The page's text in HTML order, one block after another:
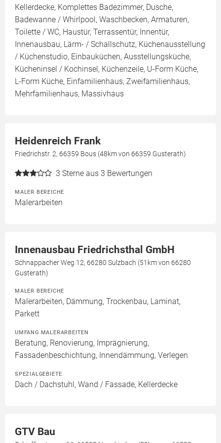
Kellerdecke, Komplettes Badezimmer, Dusche,
Badewanne / Whirlpool, Waschbecken, Armaturen,
Toilette / WC, Haustür, Terrassentür, Innentür,
Innenausbau, Lärm- / Schallschutz, Küchenausstellung
/ Küchenstudio, Einbauküchen, Ausstellungsküche,
Kücheninsel / Kochinsel, Küchenzeile, U-Form Küche,
L-Form Küche, Einfamilienhaus, Zweifamilienhaus,
Mehrfamilienhaus, Massivhaus
Heidenreich Frank
Friedrichstr. 2, 66359 Bous (48km von 66359 Gusterath)
3 Sterne aus 3 Bewertungen
MALER BEREICHE
Malerarbeiten
Innenausbau Friedrichsthal GmbH
Schnappacher Weg 12, 66280 Sulzbach (51km von 66280
Gusterath)
MALER BEREICHE
Malerarbeiten, Dämmung, Trockenbau, Laminat,
Parkett
UMFANG MALERARBEITEN
Beratung, Renovierung, Imprägnierung,
Fassadenbeschichtung, Innendämmung, Verlegen
SPEZIALGEBIETE
Dach / Dachstuhl, Wand / Fassade, Kellerdecke
GTV Bau